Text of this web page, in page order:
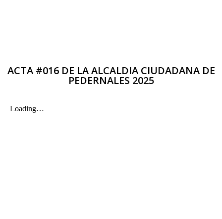
ACTA #016 DE LA ALCALDIA CIUDADANA DE
PEDERNALES 2025